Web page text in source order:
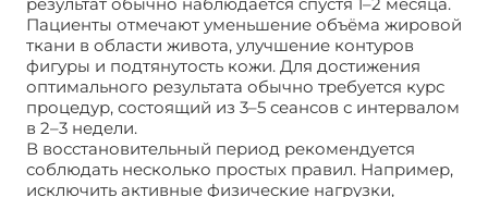
Пациенты отмечают уменьшение объёма жировой
ткани в области живота, улучшение контуров
фигуры и подтянутость кожи. Для достижения
оптимального результата обычно требуется курс
процедур, состоящий из 3–5 сеансов с интервалом
в 2–3 недели.
В восстановительный период рекомендуется
соблюдать несколько простых правил. Например,
исключить активные физические нагрузки,